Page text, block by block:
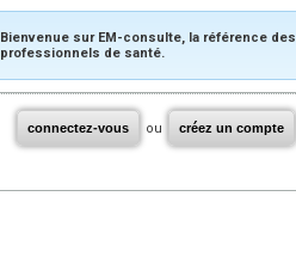
Bienvenue sur EM-consulte, la référence des
professionnels de santé.
connectez-vous ou créez un compte